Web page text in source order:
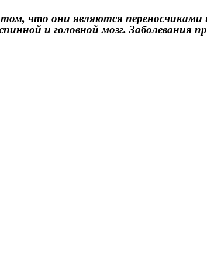
что они являются
и головной мозг. Заболевания